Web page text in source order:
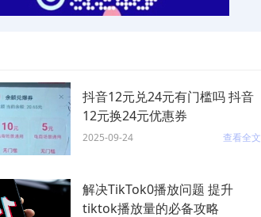
抖音12元兑24元有门槛吗 抖音
12元换24元优惠券
2025-09-24 查看全文
解决TikTok0播放问题 提升
tiktok播放量的必备攻略